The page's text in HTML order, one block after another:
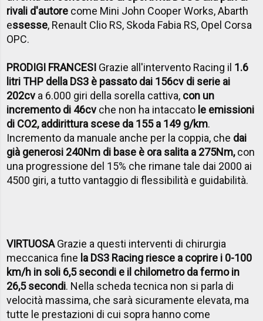
rivali d'autore come Mini John Cooper Works, Abarth
essesse, Renault Clio RS, Skoda Fabia RS, Opel Corsa
OPC.
PRODIGI FRANCESI Grazie all'intervento Racing il 1.6
litri THP della DS3 è passato dai 156cv di serie ai
202cva 6.000 giri della sorella cattiva, con un
incremento di 46cvche non ha intaccato le emissioni
di CO2, addirittura scese da 155 a 149 g/km.
Incremento da manuale anche per la coppia, che dai
già generosi 240Nm di base è ora salita a 275Nm,con
una progressione del 15% che rimane tale dai 2000 ai
4500 giri, a tutto vantaggio di flessibilità e guidabilità.
VIRTUOSAGrazie a questi interventi di chirurgia
meccanica fine la DS3 Racing riesce a coprire i 0-100
km/h in soli 6,5 secondi e il chilometro da fermo in
26,5 secondi. Nella scheda tecnica non si parla di
velocità massima, che sarà sicuramente elevata, ma
tutte le prestazioni di cui sopra hanno come